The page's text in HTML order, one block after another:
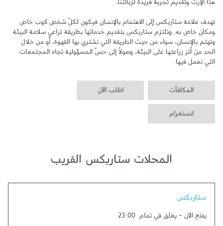
التي نعمل فيها.
المكافآت اطلب الآن
انستغرام
المحلات ستاربكس القريب
ستاربكس
يفتح الآن - يغلق في تمام 23:00